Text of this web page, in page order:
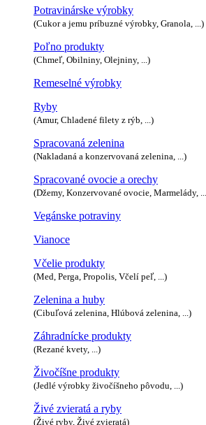
Potravinárske výrobky
(Cukor a jemu príbuzné výrobky, Granola, ...)
Poľno produkty
(Chmeľ, Obilniny, Olejniny, ...)
Remeselné výrobky
Ryby
(Amur, Chladené filety z rýb, ...)
Spracovaná zelenina
(Nakladaná a konzervovaná zelenina, ...)
Spracované ovocie a orechy
(Džemy, Konzervované ovocie, Marmelády,
Vegánske potraviny
Vianoce
Včelie produkty
(Med, Perga, Propolis, Včelí peľ, ...)
Zelenina a huby
(Cibuľová zelenina, Hlúbová zelenina, ...)
Záhradnícke produkty
(Rezané kvety, ...)
Živočíšne produkty
(Jedlé výrobky živočíšneho pôvodu, ...)
Živé zvieratá a ryby
(Živé ryby, Živé zvieratá)